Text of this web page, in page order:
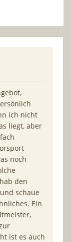
ich nicht
liegt, aber
noch
den
schaue
Ein
ist es auch